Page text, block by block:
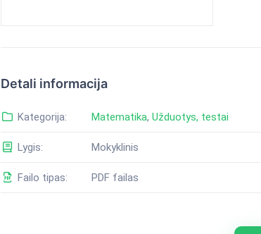
Detali informacija
Kategorija: Matematika, Užduotys, testai
Lygis: Mokyklinis
Failo tipas: PDF failas